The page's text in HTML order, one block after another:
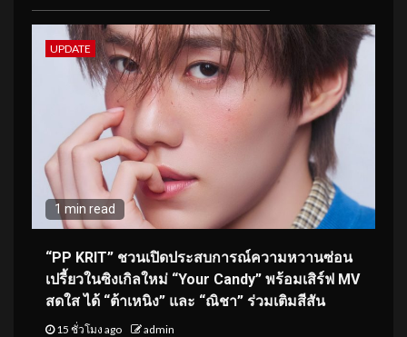
UPDATE
1 min read
“PP KRIT” ชวนเปิดประสบการณ์ความหวานซ่อน
เปรี้ยวในซิงเกิลใหม่ “Your Candy” พร้อมเสิร์ฟ MV
สดใส ได้ “ต้าเหนิง” และ “ณิชา” ร่วมเติมสีสัน
15 ชั่วโมง ago admin